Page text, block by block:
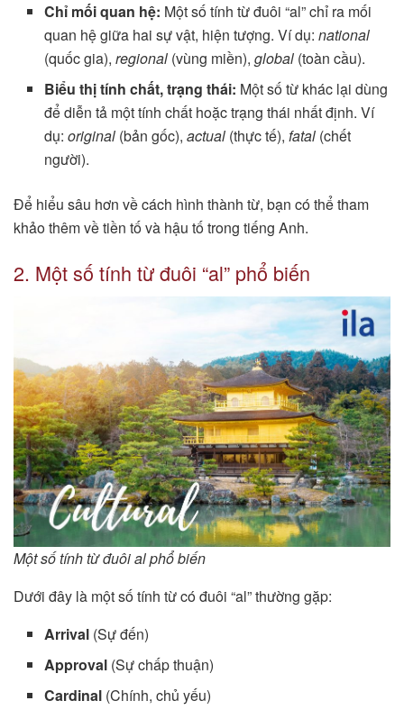
Chỉ mối quan hệ: Một số tính từ đuôi “al” chỉ ra mối
quan hệ giữa hai sự vật, hiện tượng. Ví dụ:national
(quốc gia),regional (vùng miền),global (toàn cầu).
Biểu thị tính chất, trạng thái: Một số từ khác lại dùng
để diễn tả một tính chất hoặc trạng thái nhất định. Ví
dụ:original (bản gốc),actual (thực tế),fatal (chết
người).
Để hiểu sâu hơn về cách hình thành từ, bạn có thể tham
khảo thêm về tiền tố và hậu tố trong tiếng Anh.
2. Một số tính từ đuôi “al” phổ biến
Một số tính từ đuôi al phổ biến
Dưới đây là một số tính từ có đuôi “al” thường gặp:
Arrival (Sự đến)
Approval (Sự chấp thuận)
Cardinal (Chính, chủ yếu)